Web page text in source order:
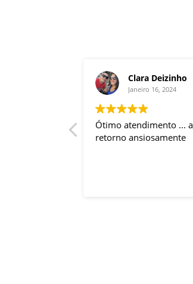
Clara Deizinho
Janeiro 16, 2024
Ótimo atendimento ... agora vou esperar
retorno ansiosamente